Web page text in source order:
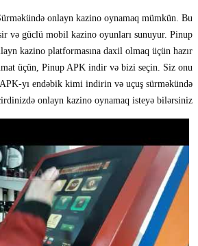
onlayn kazino oynamaq mümkün. Bu
və güclü mobil kazino oyunları sunuyur. Pinup
kazino platformasına daxil olmaq üçün hazır
üçün, Pinup APK indir və bizi seçin. Siz onu
APK-yı endəbik kimi indirin və uçuş sürməkündə
onlayn kazino oynamaq isteyə bilərsiniz.